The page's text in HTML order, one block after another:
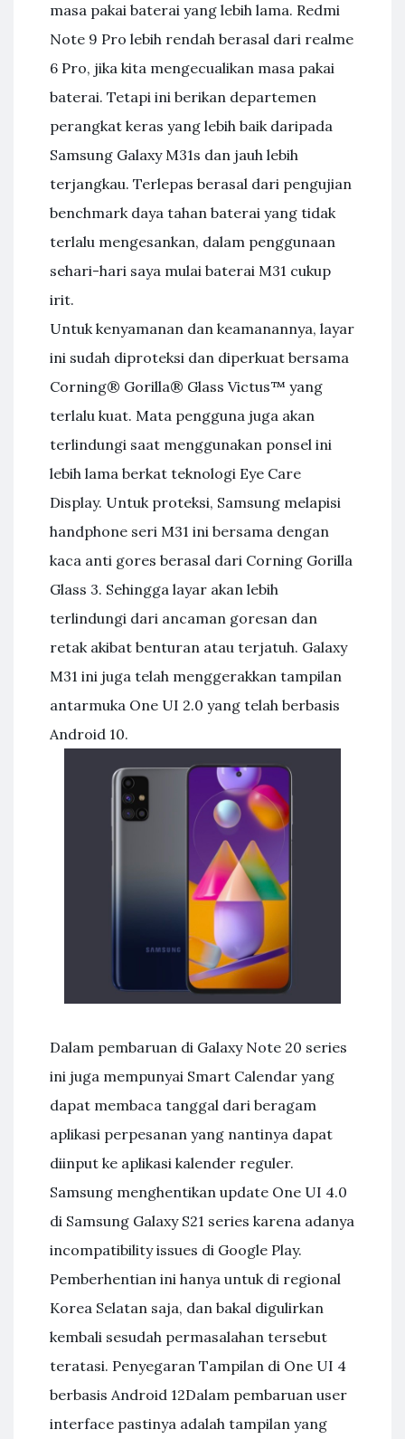
masa pakai baterai yang lebih lama. Redmi
Note 9 Pro lebih rendah berasal dari realme
6 Pro, jika kita mengecualikan masa pakai
baterai. Tetapi ini berikan departemen
perangkat keras yang lebih baik daripada
Samsung Galaxy M31s dan jauh lebih
terjangkau. Terlepas berasal dari pengujian
benchmark daya tahan baterai yang tidak
terlalu mengesankan, dalam penggunaan
sehari-hari saya mulai baterai M31 cukup
irit.
Untuk kenyamanan dan keamanannya, layar
ini sudah diproteksi dan diperkuat bersama
Corning® Gorilla® Glass Victus™ yang
terlalu kuat. Mata pengguna juga akan
terlindungi saat menggunakan ponsel ini
lebih lama berkat teknologi Eye Care
Display. Untuk proteksi, Samsung melapisi
handphone seri M31 ini bersama dengan
kaca anti gores berasal dari Corning Gorilla
Glass 3. Sehingga layar akan lebih
terlindungi dari ancaman goresan dan
retak akibat benturan atau terjatuh. Galaxy
M31 ini juga telah menggerakkan tampilan
antarmuka One UI 2.0 yang telah berbasis
Android 10.
Dalam pembaruan di Galaxy Note 20 series
ini juga mempunyai Smart Calendar yang
dapat membaca tanggal dari beragam
aplikasi perpesanan yang nantinya dapat
diinput ke aplikasi kalender reguler.
Samsung menghentikan update One UI 4.0
di Samsung Galaxy S21 series karena adanya
incompatibility issues di Google Play.
Pemberhentian ini hanya untuk di regional
Korea Selatan saja, dan bakal digulirkan
kembali sesudah permasalahan tersebut
teratasi. Penyegaran Tampilan di One UI 4
berbasis Android 12Dalam pembaruan user
interface pastinya adalah tampilan yang